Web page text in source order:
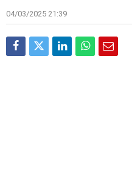
04/03/2025 21:39